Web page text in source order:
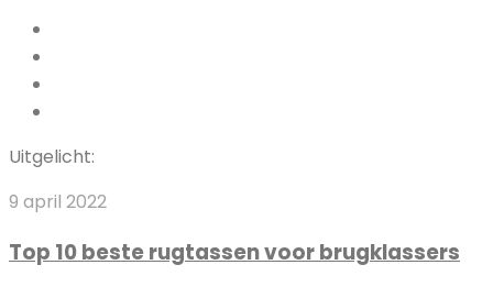
Uitgelicht:
Top
beste
9 april 2022
Top 10 beste rugtassen voor brugklassers